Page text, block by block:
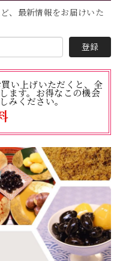
、最新情報をお届けいた
登録
い上げいただくと、全
ます。お得なこの機会
みください。